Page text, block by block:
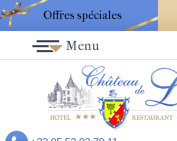
Offres spéciales
Menu